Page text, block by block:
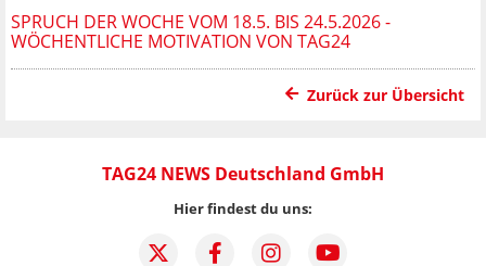
SPRUCH DER WOCHE VOM 18.5. BIS 24.5.2026 -
WÖCHENTLICHE MOTIVATION VON TAG24
Zurück zur Übersicht
TAG24 NEWS Deutschland GmbH
Hier findest du uns: